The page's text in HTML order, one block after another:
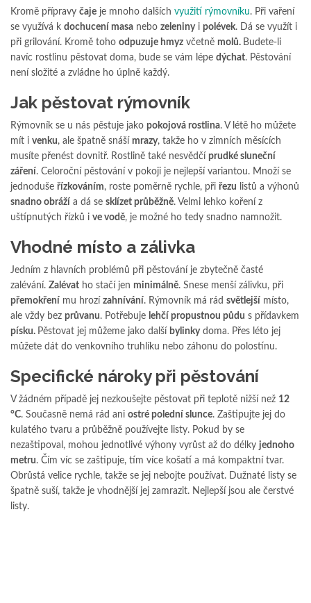
Kromě přípravy čaje je mnoho dalších využití rýmovníku. Při vaření
se využívá k dochucení masa nebo zeleninyi polévek. Dá se využít i
při grilování. Kromě toho odpuzuje hmyz včetně molů. Budete-li
navíc rostlinu pěstovat doma, bude se vám lépe dýchat. Pěstování
není složité a zvládne ho úplně každý.
Jak pěstovat rýmovník
Rýmovník se u nás pěstuje jako pokojová rostlina. V létě ho můžete
mít i venku, ale špatně snáší mrazy, takže ho v zimních měsících
musíte přenést dovnitř. Rostlině také nesvědčí prudké sluneční
záření. Celoroční pěstování v pokoji je nejlepší variantou. Množí se
jednoduše řízkováním, roste poměrně rychle, při řezu listů a výhonů
snadno obráží a dá se sklízet průběžně. Velmi lehko koření z
uštípnutých řízků i ve vodě, je možné ho tedy snadno namnožit.
Vhodné místo a zálivka
Jedním z hlavních problémů při pěstování je zbytečně časté
zalévání. Zalévat ho stačí jen minimálně. Snese menší zálivku, při
přemokření mu hrozí zahnívání. Rýmovník má rád světlejší místo,
ale vždy bez průvanu. Potřebuje lehčí propustnou půdu s přídavkem
písku. Pěstovat jej můžeme jako další bylinkydoma. Přes léto jej
můžete dát do venkovního truhlíku nebo záhonu do polostínu.
Specifické nároky při pěstování
V žádném případě jej nezkoušejte pěstovat při teplotě nižší než 12
°C. Současně nemá rád ani ostré polední slunce. Zaštipujte jej do
kulatého tvaru a průběžně používejte listy. Pokud by se
nezaštipoval, mohou jednotlivé výhony vyrůst až do délky jednoho
metru. Čím víc se zaštipuje, tím více košatí a má kompaktní tvar.
Obrůstá velice rychle, takže se jej nebojte používat. Dužnaté listy se
špatně suší, takže je vhodnější jej zamrazit. Nejlepší jsou ale čerstvé
listy.